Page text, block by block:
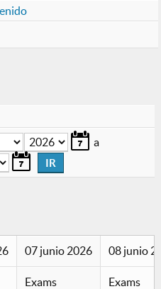
Mes Año a
Año
07 junio 2026
Exams
08 junio
Exams